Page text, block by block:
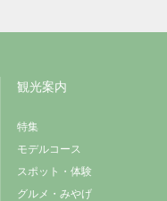
観光案内
特集
モデルコース
スポット・体験
グルメ・みやげ